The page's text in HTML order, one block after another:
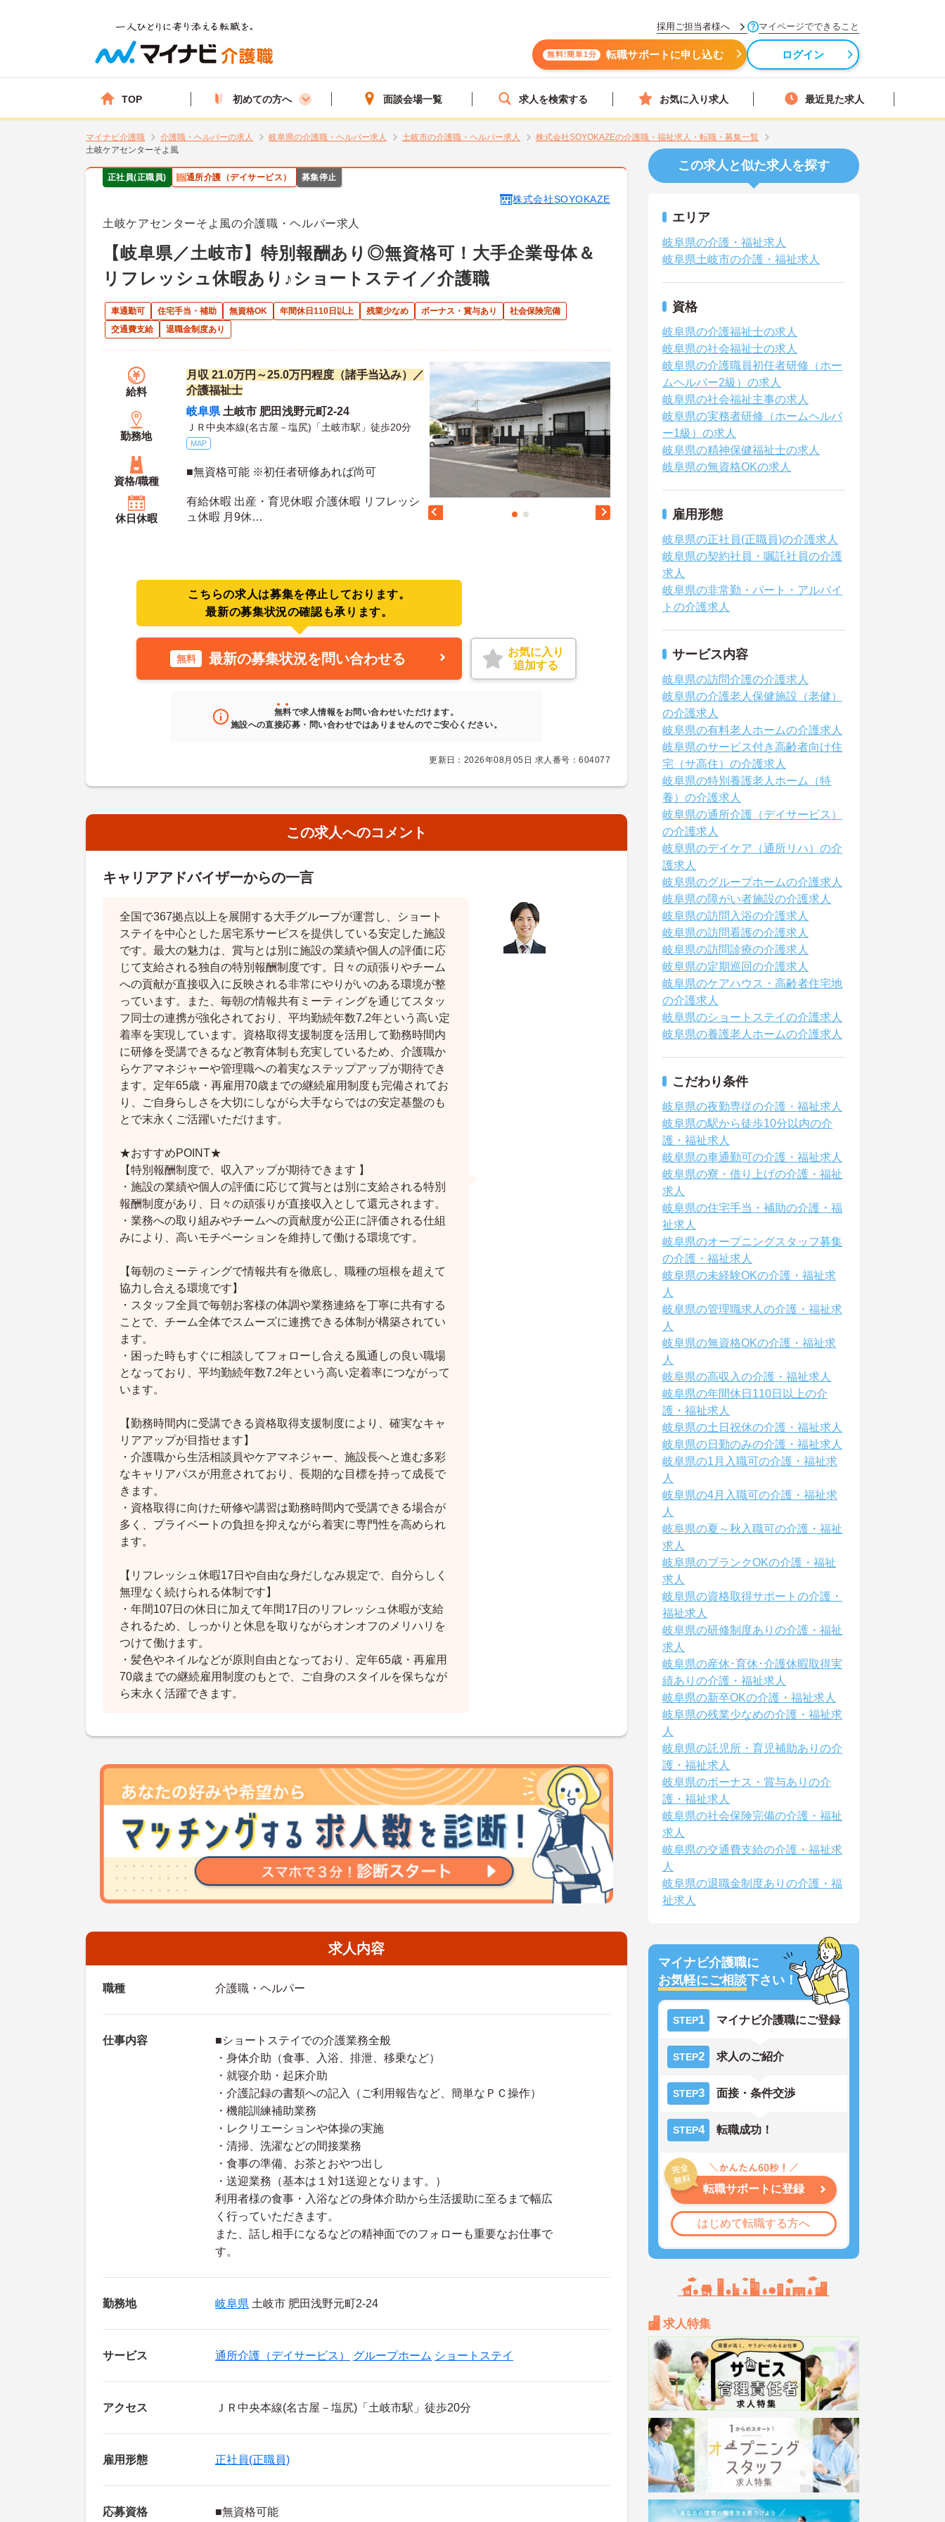
採用ご担当者様へ マイページでできること
無料!簡単1分 転職サポートに申し込む ログイン
TOP 初めての方へ 面談会場一覧 求人を検索する お気に入り求人 最近見た求人
マイナビ介護職 介護職・ヘルパーの求人 岐阜県の介護職・ヘルパー求人 土岐市の介護職・ヘルパー求人
株式会社SOYOKAZEの介護職・福祉求人・転職・募集一覧
土岐ケアセンターそよ風
正社員(正職員) 通所介護（デイサービス） 募集停止
株式会社SOYOKAZE
土岐ケアセンターそよ風の介護職・ヘルパー求人
【岐阜県／土岐市】特別報酬あり◎無資格可！大手企業母体＆
リフレッシュ休暇あり♪ショートステイ／介護職
車通勤可 住宅手当・補助 無資格OK 年間休日110日以上 残業少なめ ボーナス・賞与あり
社会保険完備
交通費支給
退職金制度あり
給料
月収 21.0万円～25.0万円程度（諸手当込み）／
介護福祉士
勤務地
岐阜県 土岐市 肥田浅野元町2-24
ＪＲ中央本線(名古屋－塩尻)「土岐市駅」徒歩20分
MAP
資格/職種
■無資格可能 ※初任者研修あれば尚可
休日休暇
有給休暇 出産・育児休暇 介護休暇 リフレッシ
ュ休暇 月9休
こちらの求人は募集を停止しております。
最新の募集状況の確認も承ります。
無料 最新の募集状況を問い合わせる
お気に入り
追加する
無料で求人情報をお問い合わせいただけます。
施設への直接応募・問い合わせではありませんのでご安心ください。
更新日：2026年08月05日 求人番号：604077
この求人へのコメント
キャリアアドバイザーからの一言
全国で367拠点以上を展開する大手グループが運営し、ショート
ステイを中心とした居宅系サービスを提供している安定した施設
です。最大の魅力は、賞与とは別に施設の業績や個人の評価に応
じて支給される独自の特別報酬制度です。日々の頑張りやチーム
への貢献が直接収入に反映される非常にやりがいのある環境が整
っています。また、毎朝の情報共有ミーティングを通じてスタッ
フ同士の連携が強化されており、平均勤続年数7.2年という高い定
着率を実現しています。資格取得支援制度を活用して勤務時間内
に研修を受講できるなど教育体制も充実しているため、介護職か
らケアマネジャーや管理職への着実なステップアップが期待でき
ます。定年65歳・再雇用70歳までの継続雇用制度も完備されてお
り、ご自身らしさを大切にしながら大手ならではの安定基盤のも
とで末永くご活躍いただけます。
★おすすめPOINT★
【特別報酬制度で、収入アップが期待できます 】
・施設の業績や個人の評価に応じて賞与とは別に支給される特別
報酬制度があり、日々の頑張りが直接収入として還元されます。
・業務への取り組みやチームへの貢献度が公正に評価される仕組
みにより、高いモチベーションを維持して働ける環境です。
【毎朝のミーティングで情報共有を徹底し、職種の垣根を超えて
協力し合える環境です】
・スタッフ全員で毎朝お客様の体調や業務連絡を丁寧に共有する
ことで、チーム全体でスムーズに連携できる体制が構築されてい
ます。
・困った時もすぐに相談してフォローし合える風通しの良い職場
となっており、平均勤続年数7.2年という高い定着率につながって
います。
【勤務時間内に受講できる資格取得支援制度により、確実なキャ
リアアップが目指せます】
・介護職から生活相談員やケアマネジャー、施設長へと進む多彩
なキャリアパスが用意されており、長期的な目標を持って成長で
きます。
・資格取得に向けた研修や講習は勤務時間内で受講できる場合が
多く、プライベートの負担を抑えながら着実に専門性を高められ
ます。
【リフレッシュ休暇17日や自由な身だしなみ規定で、自分らしく
無理なく続けられる体制です】
・年間107日の休日に加えて年間17日のリフレッシュ休暇が支給
されるため、しっかりと休息を取りながらオンオフのメリハリを
つけて働けます。
・髪色やネイルなどが原則自由となっており、定年65歳・再雇用
70歳までの継続雇用制度のもとで、ご自身のスタイルを保ちなが
ら末永く活躍できます。
求人内容
職種 介護職・ヘルパー
仕事内容
■ショートステイでの介護業務全般
・身体介助（食事、入浴、排泄、移乗など）
・就寝介助・起床介助
・介護記録の書類への記入（ご利用報告など、簡単なＰＣ操作）
・機能訓練補助業務
・レクリエーションや体操の実施
・清掃、洗濯などの間接業務
・食事の準備、お茶とおやつ出し
・送迎業務（基本は１対1送迎となります。）
利用者様の食事・入浴などの身体介助から生活援助に至るまで幅広
く行っていただきます。
また、話し相手になるなどの精神面でのフォローも重要なお仕事で
す。
勤務地 岐阜県 土岐市 肥田浅野元町2-24
サービス 通所介護（デイサービス） グループホーム ショートステイ
アクセス ＪＲ中央本線(名古屋－塩尻)「土岐市駅」徒歩20分
雇用形態 正社員(正職員)
応募資格 ■無資格可能
この求人と似た求人を探す
エリア
岐阜県の介護・福祉求人
岐阜県土岐市の介護・福祉求人
資格
岐阜県の介護福祉士の求人
岐阜県の社会福祉士の求人
岐阜県の介護職員初任者研修（ホー
ムヘルパー2級）の求人
岐阜県の社会福祉主事の求人
岐阜県の実務者研修（ホームヘルパ
ー1級）の求人
岐阜県の精神保健福祉士の求人
岐阜県の無資格OKの求人
雇用形態
岐阜県の正社員(正職員)の介護求人
岐阜県の契約社員・嘱託社員の介護
求人
岐阜県の非常勤・パート・アルバイ
トの介護求人
サービス内容
岐阜県の訪問介護の介護求人
岐阜県の介護老人保健施設（老健）
の介護求人
岐阜県の有料老人ホームの介護求人
岐阜県のサービス付き高齢者向け住
宅（サ高住）の介護求人
岐阜県の特別養護老人ホーム（特
養）の介護求人
岐阜県の通所介護（デイサービス）
の介護求人
岐阜県のデイケア（通所リハ）の介
護求人
岐阜県のグループホームの介護求人
岐阜県の障がい者施設の介護求人
岐阜県の訪問入浴の介護求人
岐阜県の訪問看護の介護求人
岐阜県の訪問診療の介護求人
岐阜県の定期巡回の介護求人
岐阜県のケアハウス・高齢者住宅地
の介護求人
岐阜県のショートステイの介護求人
岐阜県の養護老人ホームの介護求人
こだわり条件
岐阜県の夜勤専従の介護・福祉求人
岐阜県の駅から徒歩10分以内の介
護・福祉求人
岐阜県の車通勤可の介護・福祉求人
岐阜県の寮・借り上げの介護・福祉
求人
岐阜県の住宅手当・補助の介護・福
祉求人
岐阜県のオープニングスタッフ募集
の介護・福祉求人
岐阜県の未経験OKの介護・福祉求
人
岐阜県の管理職求人の介護・福祉求
人
岐阜県の無資格OKの介護・福祉求
人
岐阜県の高収入の介護・福祉求人
岐阜県の年間休日110日以上の介
護・福祉求人
岐阜県の土日祝休の介護・福祉求人
岐阜県の日勤のみの介護・福祉求人
岐阜県の1月入職可の介護・福祉求
人
岐阜県の4月入職可の介護・福祉求
人
岐阜県の夏～秋入職可の介護・福祉
求人
岐阜県のブランクOKの介護・福祉
求人
岐阜県の資格取得サポートの介護・
福祉求人
岐阜県の研修制度ありの介護・福祉
求人
岐阜県の産休･育休･介護休暇取得実
績ありの介護・福祉求人
岐阜県の新卒OKの介護・福祉求人
岐阜県の残業少なめの介護・福祉求
人
岐阜県の託児所・育児補助ありの介
護・福祉求人
岐阜県のボーナス・賞与ありの介
護・福祉求人
岐阜県の社会保険完備の介護・福祉
求人
岐阜県の交通費支給の介護・福祉求
人
岐阜県の退職金制度ありの介護・福
祉求人
マイナビ介護職に
お気軽にご相談下さい！
STEP1 マイナビ介護職にご登録
STEP2 求人のご紹介
STEP3 面接・条件交渉
STEP4 転職成功！
転職サポートに登録
はじめて転職する方へ
求人特集